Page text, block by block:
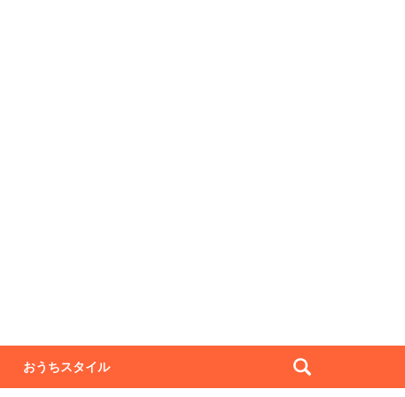
おうちスタイル